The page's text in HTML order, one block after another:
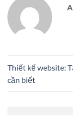
Thiết kế website:
cần biết